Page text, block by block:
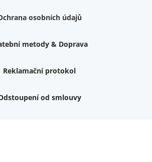
osobních údajů
metody & Doprava
Reklamační protokol
od smlouvy